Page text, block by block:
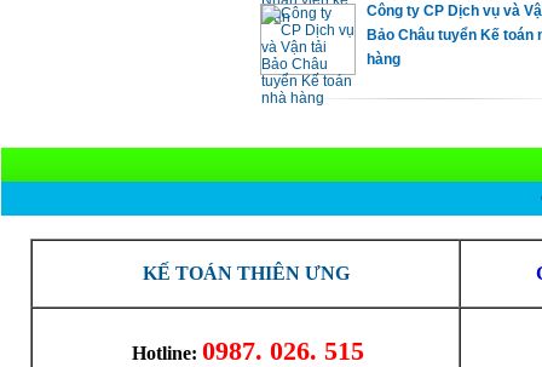
Công ty CP Dịch vụ và
Bảo Châu tuyển Kế toán
hàng
KẾ TOÁN THIÊN ƯNG
Hotline: 0987. 026. 515